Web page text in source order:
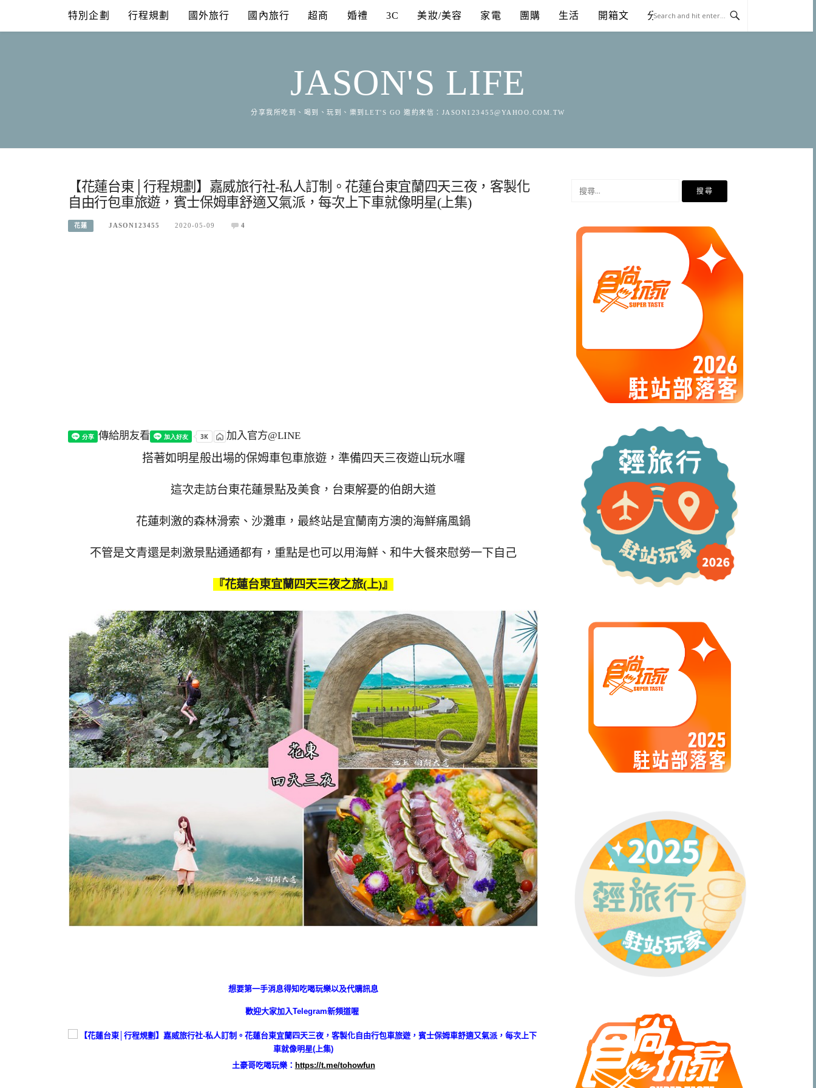
content
特別企劃 行程規劃 國外旅行 國內旅行 超商 婚禮 3C 美妝/美容 家電 團購 生活 開箱文 分享
JASON'S LIFE
分享我所吃到、喝到、玩到、樂到LET'S GO 邀約來信： JASON123455@YAHOO.COM.TW
【花蓮台東│行程規劃】嘉威旅行社-私人訂制。花蓮台東宜蘭四天三夜，客製化
自由行包車旅遊，賓士保姆車舒適又氣派，每次上下車就像明星(上集)
花蓮 JASON123455 2020-05-09 4
傳給朋友看 加入官方@LINE
搭著如明星般出場的保姆車包車旅遊，準備四天三夜遊山玩水囉
這次走訪台東花蓮景點及美食，台東解憂的伯朗大道
花蓮刺激的森林滑索、沙灘車，最終站是宜蘭南方澳的海鮮痛風鍋
不管是文青還是刺激景點通通都有，重點是也可以用海鮮、和牛大餐來慰勞一下自己
『花蓮台東宜蘭四天三夜之旅(上)』
想要第一手消息得知吃喝玩樂以及代購訊息
歡迎大家加入Telegram新頻道喔
土豪哥吃喝玩樂： https://t.me/tohowfun
鍵